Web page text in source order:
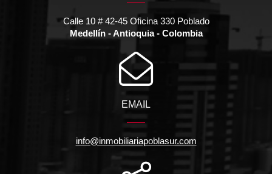
Calle 10 # 42-45 Oficina 330 Poblado
Medellín - Antioquia - Colombia
EMAIL
info@inmobiliariapoblasur.com